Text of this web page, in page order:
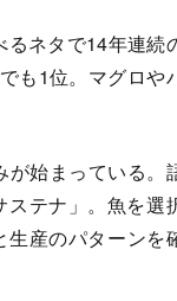
ネタで14年連続
も1位。マグロや
始まっている。
テナ」。魚を選
産のパターンを